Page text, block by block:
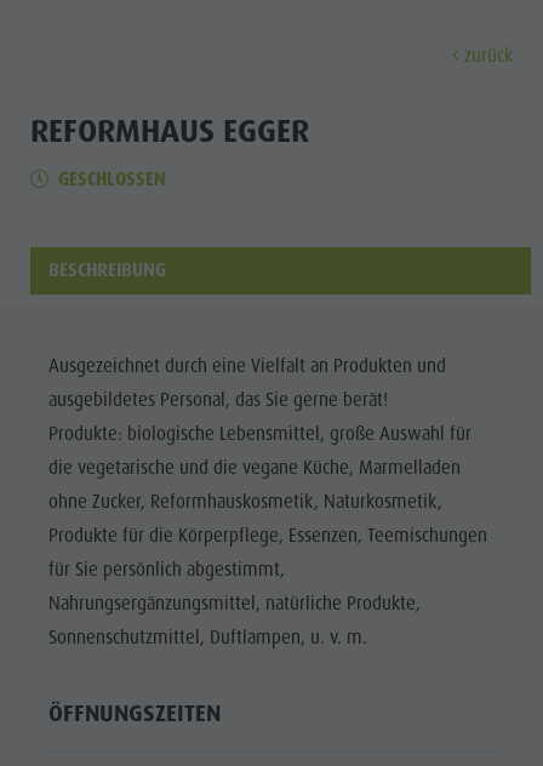
MUSEEN
SEHENSWÜRDIGKEITEN
ORTE &
UMGEBUNG
HANDWERK
Wellness
Kinder
Info A-Z
Museen
Orte & Umgebung
Alle Events
Wellness
Familie & Kinder
Info A-Z
Wochenprogramm
Themenwege
Klettern
Paragleiten
Ballonfahren
Rafting & Canyoning
Reiten
Tennis
Schwimmen
Urlaub buchen
Mobilität vor Ort
Webcams
Wetter
Kontakt
Newsletter
Katalogservice
Ortstaxe
Urlaub mit Hund
Kronplatz Doctor Service
Bruneck Stadt
Stadtführungen
Must-sees
Trainingslager
zurück
REFORMHAUS EGGER
GESCHLOSSEN
BESCHREIBUNG
Ausgezeichnet durch eine Vielfalt an Produkten und
ausgebildetes Personal, das Sie gerne berät!
Produkte: biologische Lebensmittel, große Auswahl für
die vegetarische und die vegane Küche, Marmelladen
ohne Zucker, Reformhauskosmetik, Naturkosmetik,
Produkte für die Körperpflege, Essenzen, Teemischungen
für Sie persönlich abgestimmt,
Nahrungsergänzungsmittel, natürliche Produkte,
Sonnenschutzmittel, Duftlampen, u. v. m.
ÖFFNUNGSZEITEN